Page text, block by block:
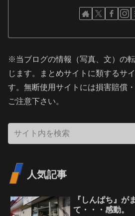
※当ブログの情報（写真、文）の
じます。まとめサイトに類するサ
す。無断使用サイトには損害賠償
ご注意下さい。
人気記事
『しんぱち』が
て・・・感動。